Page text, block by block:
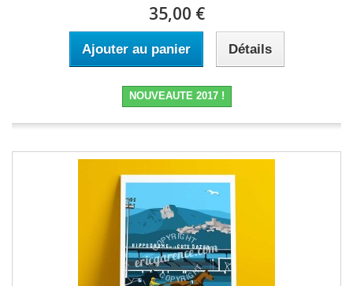
35,00 €
Ajouter au panier Détails
NOUVEAUTE 2017 !